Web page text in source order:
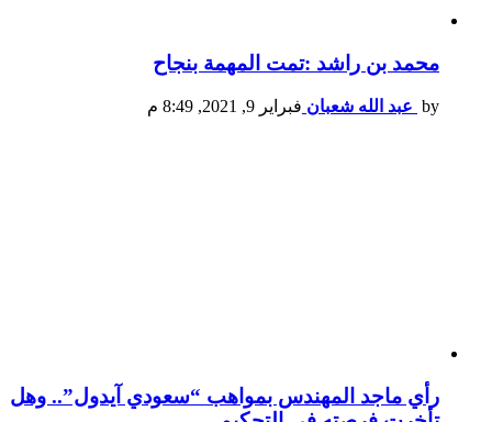
محمد بن راشد :تمت المهمة بنجاح
by عبد الله شعبان فبراير 9, 2021, 8:49 م
رأي ماجد المهندس بمواهب “سعودي آيدول”.. وهل